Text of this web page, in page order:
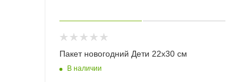
Пакет новогодний Дети 22х30 см
В наличии